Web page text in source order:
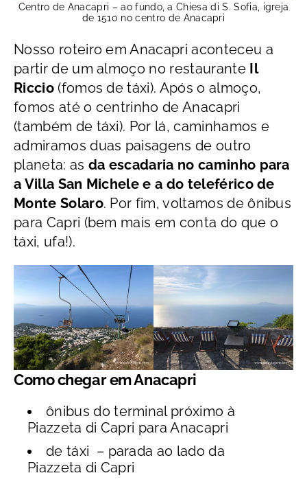
Centro de Anacapri – ao fundo, a Chiesa di S. Sofia, igreja
de 1510 no centro de Anacapri
Nosso roteiro em Anacapri aconteceu a
partir de um almoço no restaurante Il
Riccio(fomos de táxi). Após o almoço,
fomos até o centrinho de Anacapri
(também de táxi). Por lá, caminhamos e
admiramos duas paisagens de outro
planeta: as da escadaria no caminho para
a Villa San Michele e a do teleférico de
Monte Solaro. Por fim, voltamos de ônibus
para Capri (bem mais em conta do que o
táxi, ufa!).
Como chegar em Anacapri
ônibus do terminal próximo à
Piazzeta di Capri para Anacapri
de táxi – parada ao lado da
Piazzeta di Capri